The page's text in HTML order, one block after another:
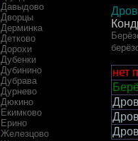
Давыдово
Дворцы
Дерминка
Детково
Дорохи
Дубенки
Дубинино
Дубрава
Дурнево
Дюкино
Екимково
Ерино
Железцово
нет